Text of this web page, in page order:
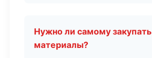
Нужно ли самому закупать
материалы?